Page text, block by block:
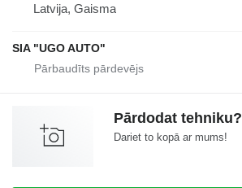
Latvija, Gaisma
SIA "UGO AUTO"
Pārdodat tehniku?
Dariet to kopā ar mums!